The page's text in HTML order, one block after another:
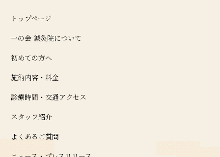
トップページ
一の会 鍼灸院について
初めての方へ
施術内容・料金
診療時間・交通アクセス
スタッフ紹介
よくあるご質問